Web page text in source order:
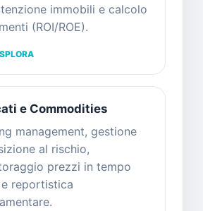
immobili e calcolo
(ROI/ROE).
e Commodities
management, gestione
al rischio,
prezzi in tempo
e reportistica